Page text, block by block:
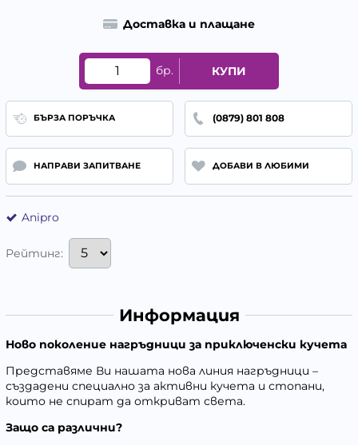
Доставка и плащане
бр. КУПИ
БЪРЗА ПОРЪЧКА (0879) 801 808
НАПРАВИ ЗАПИТВАНЕ ДОБАВИ В ЛЮБИМИ
Anipro
Рейтинг:
Информация
Ново поколение нагръдници за приключенски кучета
Представяме Ви нашата нова линия нагръдници –
създадени специално за активни кучета и стопани,
които не спират да откриват света.
Защо са различни?